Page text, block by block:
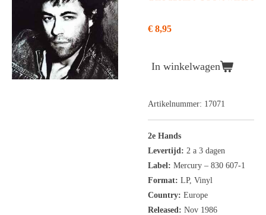
€ 8,95
In winkelwagen
Artikelnummer: 17071
2e Hands
Levertijd: 2 a 3 dagen
Label: Mercury ‎– 830 607-1
Format: LP, Vinyl
Country: Europe
Released: Nov 1986